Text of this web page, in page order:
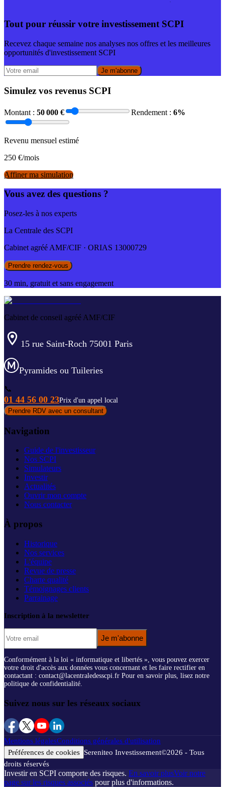
Tout pour réussir votre investissement SCPI
Recevez chaque semaine nos analyses nos offres et les meilleures
opportunités d'investissement SCPI
Je m'abonne
Simulez vos revenus SCPI
Montant : 50 000 € Rendement : 6%
Revenu mensuel estimé
250 €/mois
Affiner ma simulation
Vous avez des questions ?
Posez-les à nos experts
La Centrale des SCPI
Cabinet agréé AMF/CIF · ORIAS 13000729
Prendre rendez-vous
30 min, gratuit et sans engagement
Cabinet de conseil agréé AMF/CIF
15 rue Saint-Roch 75001 Paris
Pyramides ou Tuileries
📞
01 44 56 00 23Prix d'un appel local
Prendre RDV avec un consultant
Navigation
Guide de l'investisseur
Nos SCPI
Simulateurs
Investir
Actualités
Ouvrir mon compte
Nous contacter
À propos
Historique
Nos services
L'équipe
Revue de presse
Charte qualité
Témoignages clients
Parrainage
Inscription à la newsletter
Je m'abonne
Conformément à la loi « informatique et libertés », vous pouvez exercer
votre droit d'accès aux données vous concernant et les faire rectifier en
contactant : contact@lacentraledesscpi.fr Pour en savoir plus, lisez notre
politique de confidentialité.
Suivez nous sur les réseaux sociaux
Mentions légalesConditions générales d'utilisation
Préférences de cookies Sereniteo Investissement©2026 - Tous
droits réservés
Investir en SCPI comporte des risques. En savoir plusVoir notre
page sur les risques associés pour plus d'informations.